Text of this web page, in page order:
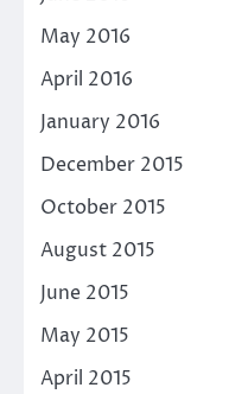
May 2016
April 2016
January 2016
December 2015
October 2015
August 2015
June 2015
May 2015
April 2015